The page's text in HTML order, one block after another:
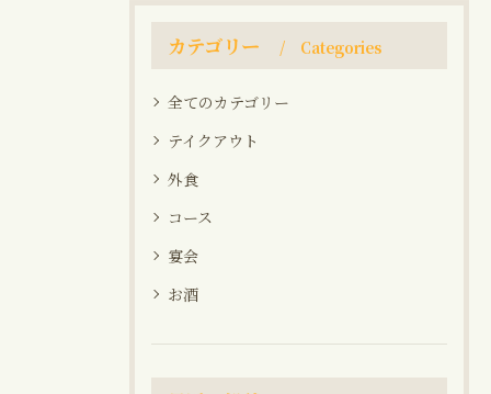
カテゴリー Categories
全てのカテゴリー
テイクアウト
外食
コース
宴会
お酒